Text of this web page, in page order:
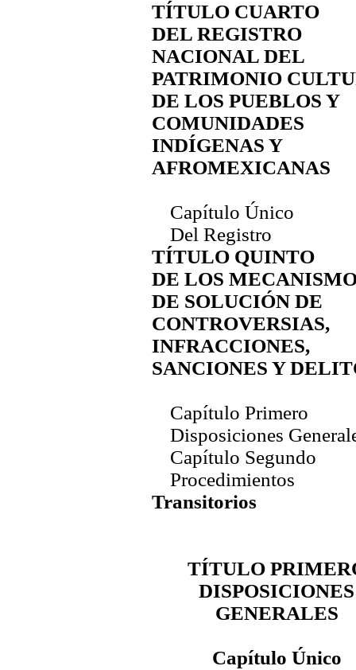
TÍTULO CUARTO
DEL REGISTRO
NACIONAL DEL
PATRIMONIO
DE LOS PUEBLOS Y
COMUNIDADES
INDÍGENAS Y
AFROMEXICANAS
Capítulo Único
Del Registro
TÍTULO QUINTO
DE LOS
DE SOLUCIÓN DE
CONTROVERSIAS,
INFRACCIONES,
SANCIONES Y
Capítulo Primero
Disposiciones
Capítulo Segundo
Procedimientos
Transitorios
TÍTULO
DISPOSICIONES
GENERALES
Capítulo Único